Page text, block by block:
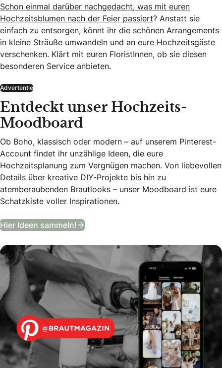
Schon einmal darüber nachgedacht, was mit euren
Hochzeitsblumen nach der Feier passiert? Anstatt sie
einfach zu entsorgen, könnt ihr die schönen Arrangements
in kleine Sträuße umwandeln und an eure Hochzeitsgäste
verschenken. Klärt mit euren FloristInnen, ob sie diesen
besonderen Service anbieten.
Advertentie
Entdeckt unser Hochzeits-
Moodboard
Ob Boho, klassisch oder modern – auf unserem Pinterest-
Account findet ihr unzählige Ideen, die eure
Hochzeitsplanung zum Vergnügen machen. Von liebevollen
Details über kreative DIY-Projekte bis hin zu
atemberaubenden Brautlooks – unser Moodboard ist eure
Schatzkiste voller Inspirationen.
Hier Ideen sammeln! Entdeckt unser Hochzeits-